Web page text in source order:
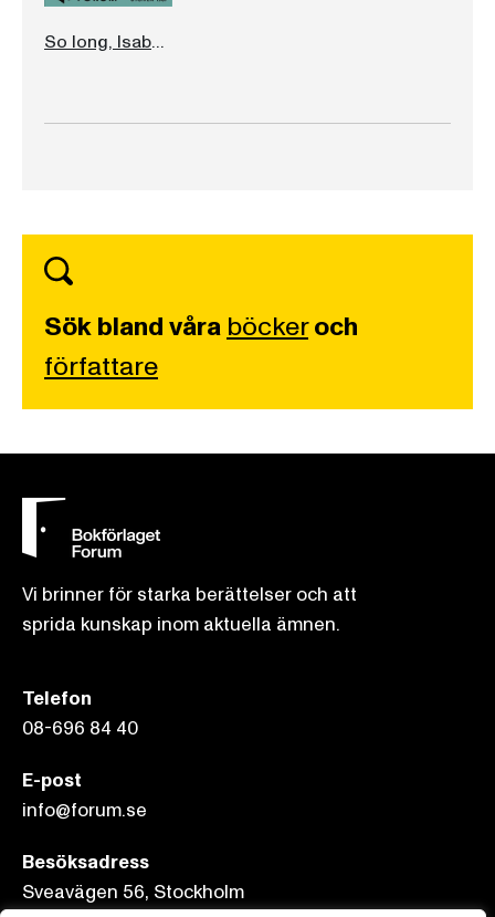
So long, Isabelle
Sök bland våra böckeroch
författare
Vi brinner för starka berättelser och att
sprida kunskap inom aktuella ämnen.
Telefon
08-696 84 40
E-post
info@forum.se
Besöksadress
Sveavägen 56, Stockholm